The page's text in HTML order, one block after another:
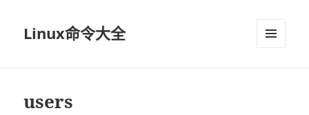
Linux命令大全
users